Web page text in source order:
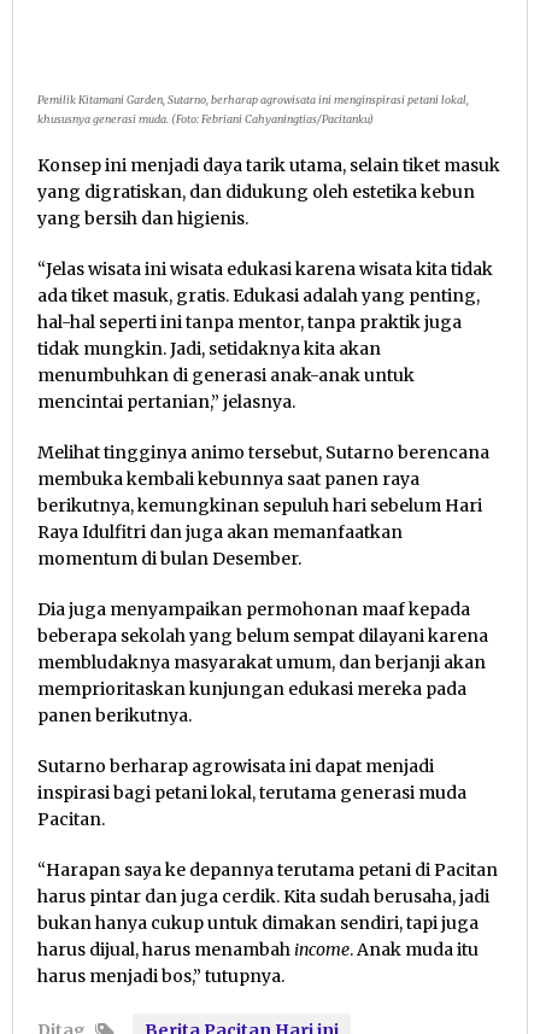
Pemilik Kitamani Garden, Sutarno, berharap agrowisata ini menginspirasi petani lokal,
khususnya generasi muda. (Foto: Febriani Cahyaningtias/Pacitanku)
Konsep ini menjadi daya tarik utama, selain tiket masuk
yang digratiskan, dan didukung oleh estetika kebun
yang bersih dan higienis.
“Jelas wisata ini wisata edukasi karena wisata kita tidak
ada tiket masuk, gratis. Edukasi adalah yang penting,
hal-hal seperti ini tanpa mentor, tanpa praktik juga
tidak mungkin. Jadi, setidaknya kita akan
menumbuhkan di generasi anak-anak untuk
mencintai pertanian,” jelasnya.
Melihat tingginya animo tersebut, Sutarno berencana
membuka kembali kebunnya saat panen raya
berikutnya, kemungkinan sepuluh hari sebelum Hari
Raya Idulfitri dan juga akan memanfaatkan
momentum di bulan Desember.
Dia juga menyampaikan permohonan maaf kepada
beberapa sekolah yang belum sempat dilayani karena
membludaknya masyarakat umum, dan berjanji akan
memprioritaskan kunjungan edukasi mereka pada
panen berikutnya.
Sutarno berharap agrowisata ini dapat menjadi
inspirasi bagi petani lokal, terutama generasi muda
Pacitan.
“Harapan saya ke depannya terutama petani di Pacitan
harus pintar dan juga cerdik. Kita sudah berusaha, jadi
bukan hanya cukup untuk dimakan sendiri, tapi juga
harus dijual, harus menambah income. Anak muda itu
harus menjadi bos,” tutupnya.